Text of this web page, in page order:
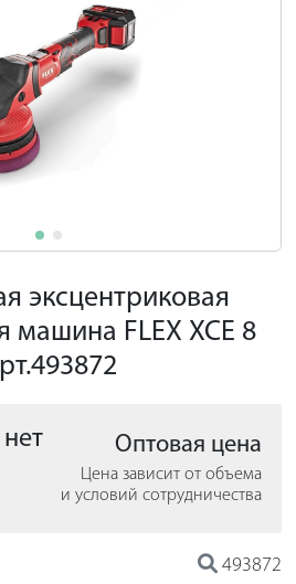
эксцентриковая
машина FLEX XCE 8
Оптовая цена
Цена зависит от объема
и условий сотрудничества
493872